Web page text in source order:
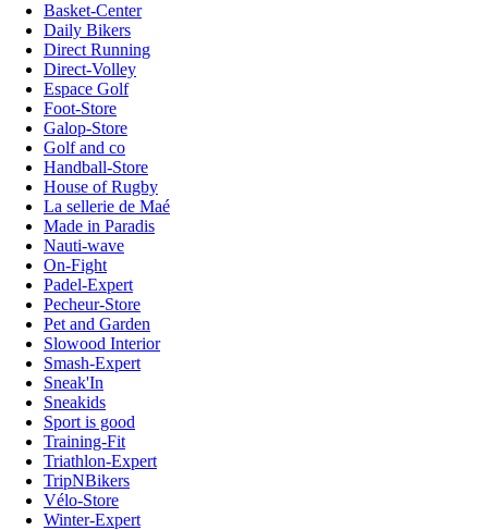
Basket-Center
Daily Bikers
Direct Running
Direct-Volley
Espace Golf
Foot-Store
Galop-Store
Golf and co
Handball-Store
House of Rugby
La sellerie de Maé
Made in Paradis
Nauti-wave
On-Fight
Padel-Expert
Pecheur-Store
Pet and Garden
Slowood Interior
Smash-Expert
Sneak'In
Sneakids
Sport is good
Training-Fit
Triathlon-Expert
TripNBikers
Vélo-Store
Winter-Expert